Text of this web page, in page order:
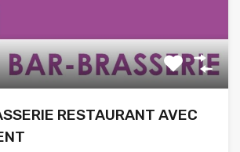
RESTAURANT AVEC